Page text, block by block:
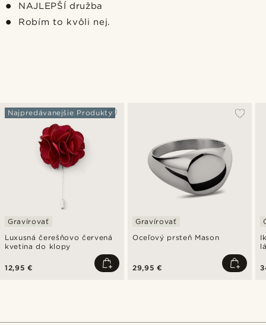
NAJLEPŠÍ družba
Robím to kvôli nej.
Luxusná čerešňovo červená
kvetina do klopy
Najpredávanejšie Produkty
Gravírovať
12,95 €
Oceľový prsteň Mason
Gravírovať
29,95 €